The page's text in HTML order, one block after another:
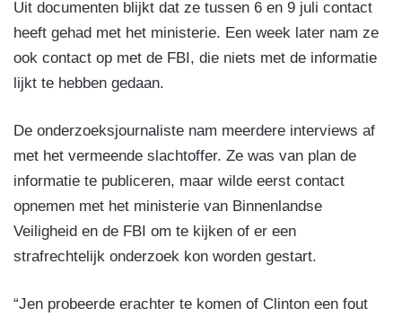
Uit documenten blijkt dat ze tussen 6 en 9 juli contact
heeft gehad met het ministerie. Een week later nam ze
ook contact op met de FBI, die niets met de informatie
lijkt te hebben gedaan.
De onderzoeksjournaliste nam meerdere interviews af
met het vermeende slachtoffer. Ze was van plan de
informatie te publiceren, maar wilde eerst contact
opnemen met het ministerie van Binnenlandse
Veiligheid en de FBI om te kijken of er een
strafrechtelijk onderzoek kon worden gestart.
“Jen probeerde erachter te komen of Clinton een fout